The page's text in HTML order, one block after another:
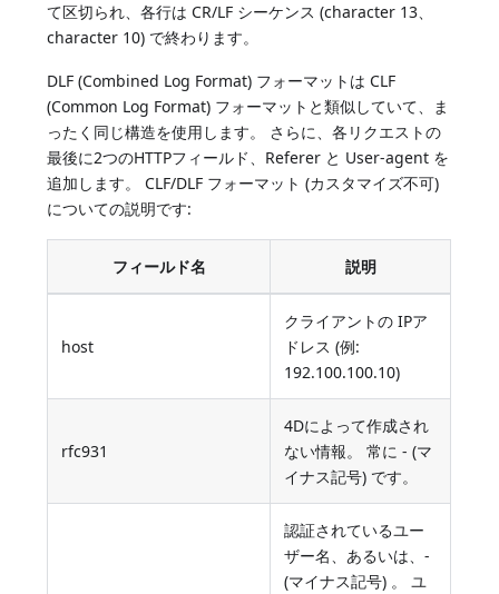
て区切られ、各行は CR/LF シーケンス (character 13、
character 10) で終わります。
DLF (Combined Log Format) フォーマットは CLF
(Common Log Format) フォーマットと類似していて、ま
ったく同じ構造を使用します。 さらに、各リクエストの
最後に2つのHTTPフィールド、Referer と User-agent を
追加します。 CLF/DLF フォーマット (カスタマイズ不可)
についての説明です:
フィールド名 説明
host
クライアントの IPア
ドレス (例:
192.100.100.10)
rfc931
4Dによって作成され
ない情報。 常に - (マ
イナス記号) です。
認証されているユー
ザー名、あるいは、-
(マイナス記号) 。 ユ